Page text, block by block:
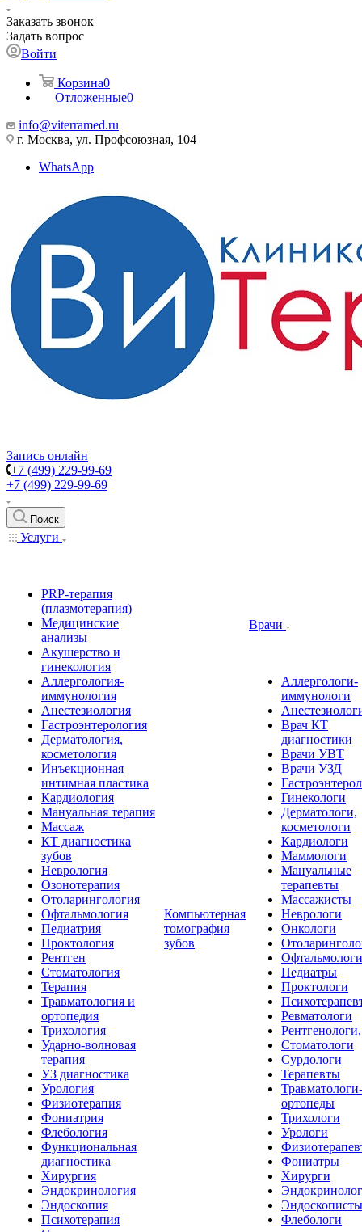
Заказать звонок
Задать вопрос
Войти
Корзина0
Отложенные0
info@viterramed.ru
г. Москва, ул. Профсоюзная, 104
WhatsApp
Запись онлайн
+7 (499) 229-99-69
+7 (499) 229-99-69
Поиск
Услуги
PRP-терапия
(плазмотерапия)
Медицинские
анализы
Акушерство и
гинекология
Аллергология-
иммунология
Анестезиология
Гастроэнтерология
Дерматология,
косметология
Инъекционная
интимная пластика
Кардиология
Мануальная терапия
Массаж
КТ диагностика
зубов
Неврология
Озонотерапия
Отоларингология
Офтальмология
Педиатрия
Проктология
Рентген
Стоматология
Терапия
Травматология и
ортопедия
Трихология
Ударно-волновая
терапия
УЗ диагностика
Урология
Физиотерапия
Фониатрия
Флебология
Функциональная
диагностика
Хирургия
Эндокринология
Эндоскопия
Психотерапия
Компьютерная
томография
зубов
Врачи
Аллергологи-
иммунологи
Врач КТ
диагностики
Врачи УВТ
Врачи УЗД
Гинекологи
Дерматологи,
косметологи
Кардиологи
Маммологи
Мануальные
терапевты
Массажисты
Неврологи
Онкологи
Офтальмологи
Педиатры
Проктологи
Ревматологи
Стоматологи
Сурдологи
Терапевты
Травматологи-
ортопеды
Трихологи
Урологи
Фониатры
Хирурги
Эндоскописты
Флебологи